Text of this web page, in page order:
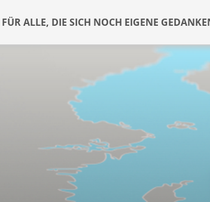
FÜR ALLE, DIE SICH NOCH EIGENE